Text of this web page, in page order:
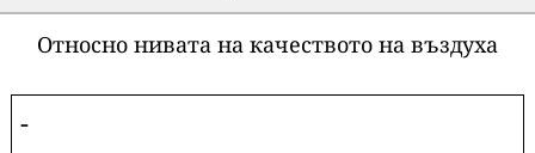
Относно нивата на качеството на въздуха
-